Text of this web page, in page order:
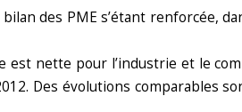
des PME s’étant renforcée,
est nette pour l’industrie et le
Des évolutions comparables